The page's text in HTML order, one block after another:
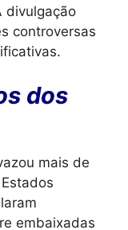
divulgação
controversas
dos
mais de
embaixadas